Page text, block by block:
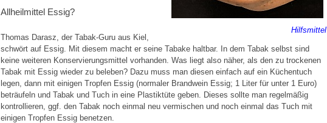
Hilfsmittel
Allheilmittel Essig?
Thomas Darasz, der Tabak-Guru aus Kiel,
schwört auf Essig. Mit diesem macht er seine Tabake haltbar. In dem Tabak selbst sind
keine weiteren Konservierungsmittel vorhanden. Was liegt also näher, als den zu trockenen
Tabak mit Essig wieder zu beleben? Dazu muss man diesen einfach auf ein Küchentuch
legen, dann mit einigen Tropfen Essig (normaler Brandwein Essig; 1 Liter für unter 1 Euro)
beträufeln und Tabak und Tuch in eine Plastiktüte geben. Dieses sollte man regelmäßig
kontrollieren, ggf. den Tabak noch einmal neu vermischen und noch einmal das Tuch mit
einigen Tropfen Essig benetzen.